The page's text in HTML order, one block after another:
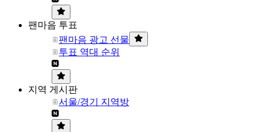
팬마음 투표
팬마음 광고 선물
투표 역대 순위
지역 게시판
서울/경기 지역방